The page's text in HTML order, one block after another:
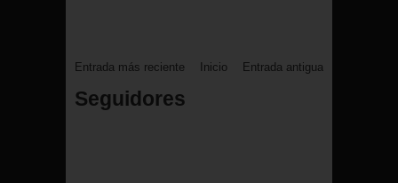
Entrada más reciente Entrada antigua
Inicio
Seguidores